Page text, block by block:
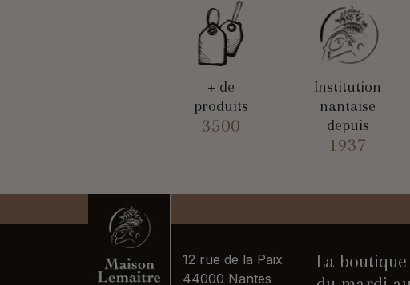
+ de
produits
3500
Institution
nantaise
depuis
1937
12 rue de la Paix
44000 Nantes
La